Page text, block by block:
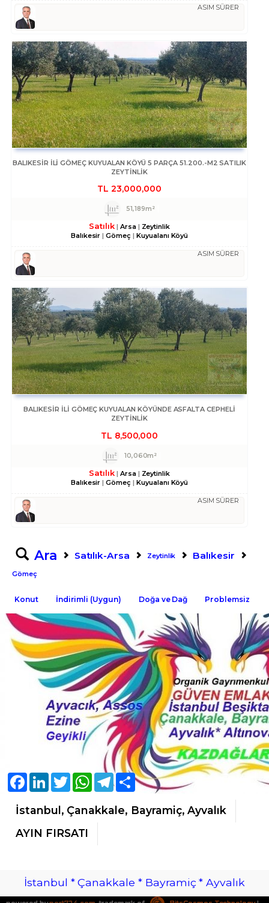
ASIM SÜRER
BALIKESIR ILI GÖMEÇ KUYUALAN KÖYÜ 5 PARÇA 51.200.-M2 SATILIK
ZEYTİNLİK
TL 23,000,000
51,189m²
Satılık Arsa
Zeytinlik
Balıkesir
Gömeç Kuyualanı Köyü
ASIM SÜRER
BALIKESIR ILI GÖMEÇ KUYUALAN KÖYÜNDE ASFALTA CEPHELI
ZEYTINLIK
TL 8,500,000
10,060m²
Satılık Arsa
Zeytinlik
Balıkesir
Gömeç Kuyualanı Köyü
ASIM SÜRER
Ara Satılık-Arsa Zeytinlik Balıkesir
Gömeç
Konut İndirimli (Uygun) Doğa ve Dağ Problemsiz
İstanbul, Çanakkale, Bayramiç, Ayvalık
AYIN FIRSATI
FacebookLinkedInTwitter WhatsAppTelegramShare
İstanbul * Çanakkale * Bayramiç * Ayvalık